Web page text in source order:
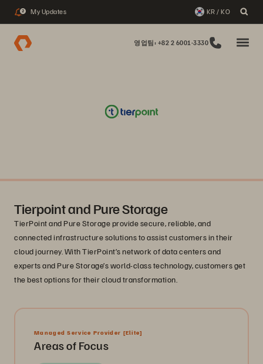
2 My Updates KR / KO
영업팀: +82 2 6001-3330
Tierpoint and Pure Storage
TierPoint and Pure Storage provide secure, reliable, and
connected infrastructure solutions to assist customers in their
cloud journey. With TierPoint’s network of data centers and
experts and Pure Storage’s world-class technology, customers get
the best options for their cloud transformation.
Managed Service Provider [Elite]
Areas of Focus